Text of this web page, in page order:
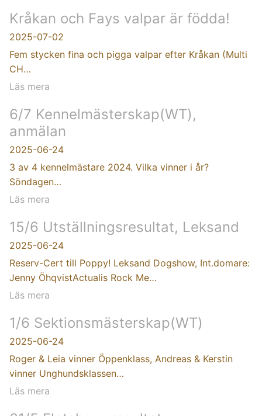
Kråkan och Fays valpar är födda!
2025-07-02
Fem stycken fina och pigga valpar efter Kråkan (Multi
CH…
Läs mera
6/7 Kennelmästerskap(WT),
anmälan
2025-06-24
3 av 4 kennelmästare 2024. Vilka vinner i år?
Söndagen…
Läs mera
15/6 Utställningsresultat, Leksand
2025-06-24
Reserv-Cert till Poppy! Leksand Dogshow, Int.domare:
Jenny ÖhqvistActualis Rock Me…
Läs mera
1/6 Sektionsmästerskap(WT)
2025-06-24
Roger & Leia vinner Öppenklass, Andreas & Kerstin
vinner Unghundsklassen…
Läs mera